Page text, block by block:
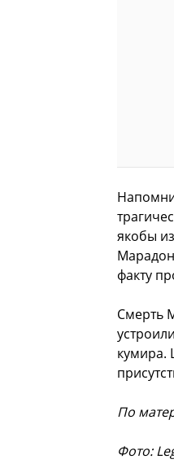
якобы
факту
Смерть
кумира.
По
Фото: